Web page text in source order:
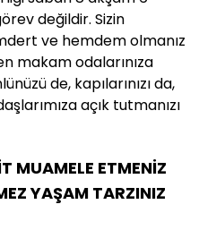
değildir. Sizin
ve hemdem olmanız
makam odalarınıza
de, kapılarınızı da,
açık tutmanızı
MUAMELE ETMENİZ
YAŞAM TARZINIZ